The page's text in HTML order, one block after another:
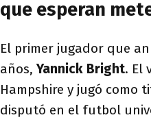
que esperan
El primer jugador que
años, Yannick Bright. El
Hampshire y jugó como
disputó en el futbol